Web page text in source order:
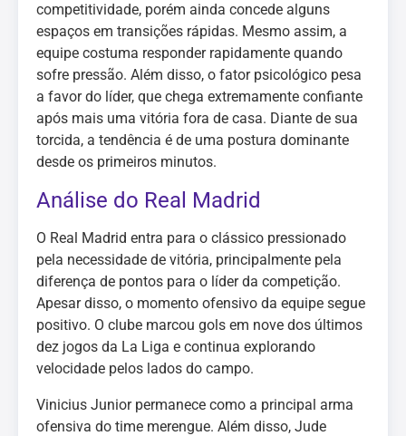
competitividade, porém ainda concede alguns
espaços em transições rápidas. Mesmo assim, a
equipe costuma responder rapidamente quando
sofre pressão. Além disso, o fator psicológico pesa
a favor do líder, que chega extremamente confiante
após mais uma vitória fora de casa. Diante de sua
torcida, a tendência é de uma postura dominante
desde os primeiros minutos.
Análise do Real Madrid
O Real Madrid entra para o clássico pressionado
pela necessidade de vitória, principalmente pela
diferença de pontos para o líder da competição.
Apesar disso, o momento ofensivo da equipe segue
positivo. O clube marcou gols em nove dos últimos
dez jogos da La Liga e continua explorando
velocidade pelos lados do campo.
Vinicius Junior permanece como a principal arma
ofensiva do time merengue. Além disso, Jude